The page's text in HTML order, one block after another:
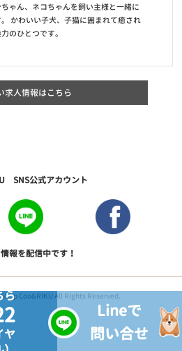
ゃん、ネコちゃんを飼い主様と一緒に
かわいい子犬、子猫に囲まれて癒され
のひとつです。
求人情報はこちら
ら
ヤ
Lineで
問い合せ
SNS公式アカウント
報を配信中です！
Coo&RIKU All Rights Reserved.